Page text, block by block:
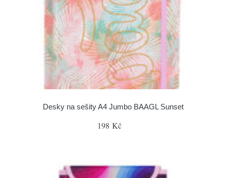
Desky na sešity A4 Jumbo BAAGL Sunset
198 Kč